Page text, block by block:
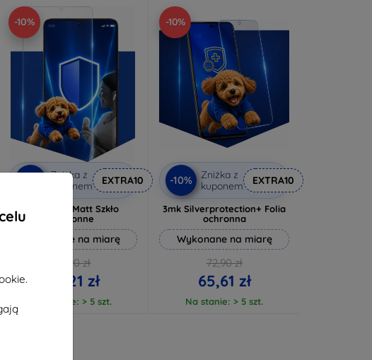
-10%
Zniżka z
kuponem
EXTRA10
3mk Pure Matt Szkło
ochronne
Wykonane na miarę
46,90 zł
42,21 zł
Na stanie: > 5 szt.
-10%
-10%
Zniżka z
kuponem
EXTRA10
3mk Silverprotection+ Folia
ochronna
Wykonane na miarę
72,90 zł
65,61 zł
Na stanie: > 5 szt.